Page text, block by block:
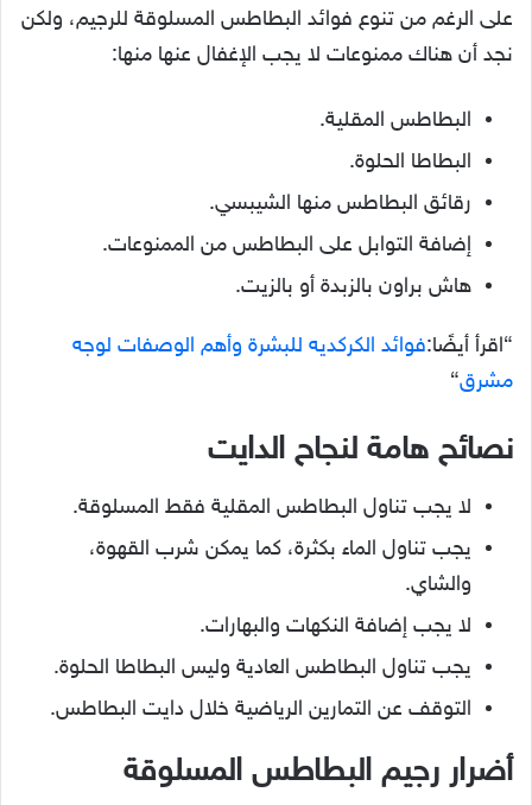
على الرغم من تنوع فوائد البطاطس المسلوقة للرجيم، ولكن
نجد أن هناك ممنوعات لا يجب الإغفال عنها منها:
البطاطس المقلية.
البطاطا الحلوة.
رقائق البطاطس منها الشيبسي.
إضافة التوابل على البطاطس من الممنوعات.
هاش براون بالزبدة أو بالزيت.
“اقرأ أيضًا:فوائد الكركديه للبشرة وأهم الوصفات لوجه
مشرق“
نصائح هامة لنجاح الدايت
لا يجب تناول البطاطس المقلية فقط المسلوقة.
يجب تناول الماء بكثرة، كما يمكن شرب القهوة،
والشاي.
لا يجب إضافة النكهات والبهارات.
يجب تناول البطاطس العادية وليس البطاطا الحلوة.
التوقف عن التمارين الرياضية خلال دايت البطاطس.
أضرار رجيم البطاطس المسلوقة